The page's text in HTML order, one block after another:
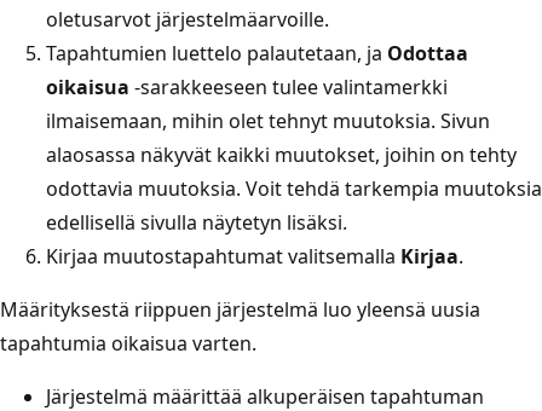
oletusarvot järjestelmäarvoille.
Tapahtumien luettelo palautetaan, ja Odottaa
oikaisua -sarakkeeseen tulee valintamerkki
ilmaisemaan, mihin olet tehnyt muutoksia. Sivun
alaosassa näkyvät kaikki muutokset, joihin on tehty
odottavia muutoksia. Voit tehdä tarkempia muutoksia
edellisellä sivulla näytetyn lisäksi.
Kirjaa muutostapahtumat valitsemalla Kirjaa.
Määrityksestä riippuen järjestelmä luo yleensä uusia
tapahtumia oikaisua varten.
Järjestelmä määrittää alkuperäisen tapahtuman